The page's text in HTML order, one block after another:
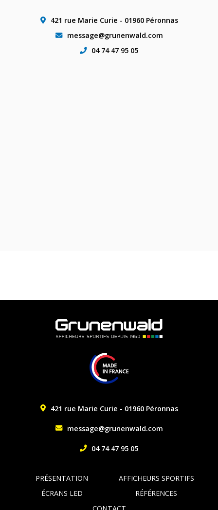
421 rue Marie Curie - 01960 Péronnas
message@grunenwald.com
04 74 47 95 05
421 rue Marie Curie - 01960 Péronnas
message@grunenwald.com
04 74 47 95 05
PRÉSENTATION
AFFICHEURS SPORTIFS
ÉCRANS LED
RÉFÉRENCES
CONTACT